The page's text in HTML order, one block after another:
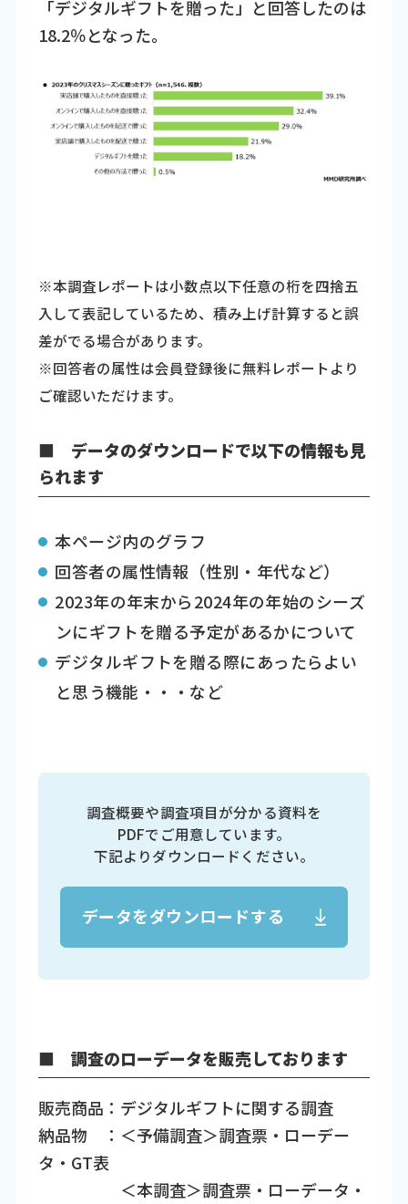
「デジタルギフトを贈った」と回答したのは
18.2％となった。
※本調査レポートは小数点以下任意の桁を四捨五
入して表記しているため、積み上げ計算すると誤
差がでる場合があります。
※回答者の属性は会員登録後に無料レポートより
ご確認いただけます。
■ データのダウンロードで以下の情報も見
られます
本ページ内のグラフ
回答者の属性情報（性別・年代など）
2023年の年末から2024年の年始のシーズ
ンにギフトを贈る予定があるかについて
デジタルギフトを贈る際にあったらよい
と思う機能・・・など
調査概要や調査項目が分かる資料を
PDFでご用意しています。
下記よりダウンロードください。
データをダウンロードする
■ 調査のローデータを販売しております
販売商品：デジタルギフトに関する調査
納品物 ：＜予備調査＞調査票・ローデー
タ・GT表
＜本調査＞調査票・ローデータ・